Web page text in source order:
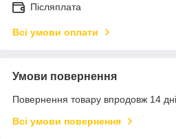
Післяплата
Всі умови оплати
Умови повернення
Повернення товару впродовж 14
Всі умови повернення